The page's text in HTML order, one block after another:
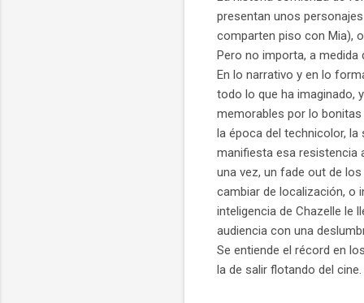
presentan unos
comparten piso con Mia),
Pero no importa, a medida
En lo narrativo y en lo
todo lo que ha imaginado,
memorables por lo
la época del technicolor, la
manifiesta esa resistencia
una vez, un fade out de
cambiar de localización, o
inteligencia de Chazelle le
audiencia con una
Se entiende el récord en los
la de salir flotando del cine.